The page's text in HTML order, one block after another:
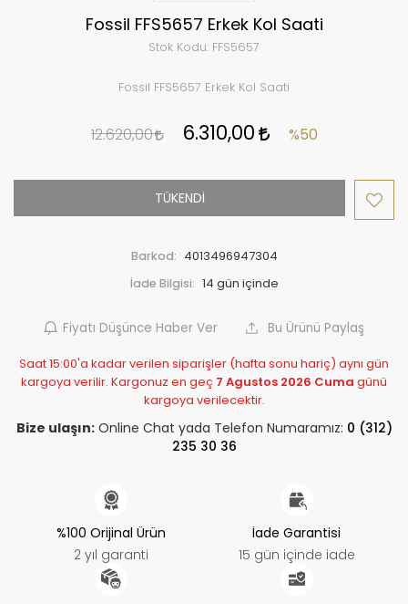
Fossil FFS5657 Erkek Kol Saati
Stok Kodu: FFS5657
Fossil FFS5657 Erkek Kol Saati
12.620,00 6.310,00 %50
TÜKENDİ
Barkod: 4013496947304
İade Bilgisi:
Fiyatı Düşünce Haber Ver Bu Ürünü Paylaş
Saat 15:00'a kadar verilen siparişler (hafta sonu hariç) aynı gün
kargoya verilir. Kargonuz en geç 7 Agustos 2026 Cuma günü
kargoya verilecektir.
Bize ulaşın:Online Chat yada Telefon Numaramız: 0 (312)
235 30 36
%100 Orijinal Ürün
2 yıl garanti
İade Garantisi
15 gün içinde iade